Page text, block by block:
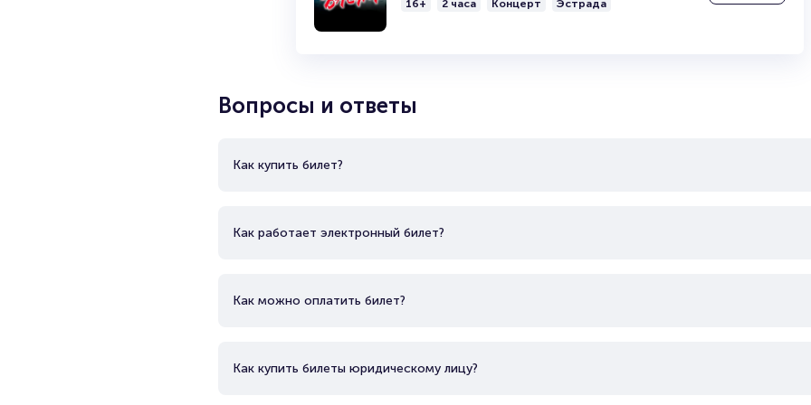
также кавалера ордена Почёта. Исполняет музыку в жанрах эстрада, джаз, романс, авторская
Неоднократно удостаивался премиями «Шансон года» и «Золотой граммофон».
16+ 2 часа Концерт Эстрада
Вопросы и ответы
Как купить билет?
Как работает электронный билет?
Как можно оплатить билет?
Как купить билеты юридическому лицу?